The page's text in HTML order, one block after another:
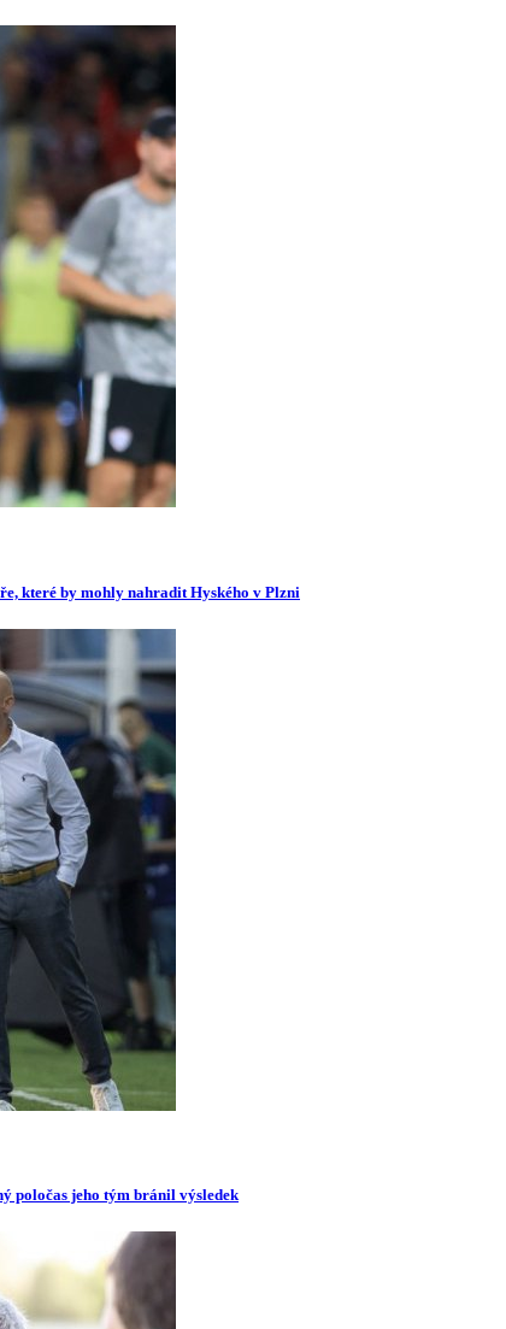
které by mohly nahradit Hyského v Plzni
poločas jeho tým bránil výsledek